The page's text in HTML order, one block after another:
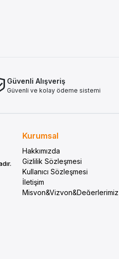
Güvenli Alışveriş
Güvenli ve kolay ödeme sistemi
Kurumsal
Hakkımızda
Gizlilik Sözleşmesi
Kullanıcı Sözleşmesi
İletişim
Misyon&Vizyon&Değerlerimiz